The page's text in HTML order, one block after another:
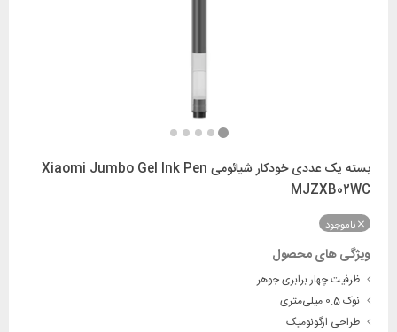
بسته یک عددی خودکار شیائومی Xiaomi Jumbo Gel Ink Pen
MJZXB02WC
ناموجود
ویژگی های محصول
ظرفیت چهار برابری جوهر
نوک 0.5 میلی‌متری
طراحی ارگونومیک